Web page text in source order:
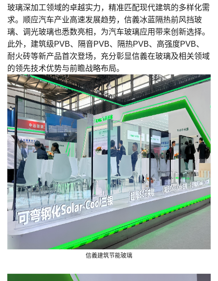
玻璃深加工领域的卓越实力，精准匹配现代建筑的多样化需
求。顺应汽车产业高速发展趋势，信義冰蓝隔热前风挡玻
璃、调光玻璃也悉数亮相，为汽车玻璃应用带来创新选择。
此外， 建筑级PVB、隔音PVB、隔热PVB、高强度PVB、
耐火砖等新产品首次登场，充分彰显信義在玻璃及相关领域
的领先技术优势与前瞻战略布局。
信義建筑节能玻璃